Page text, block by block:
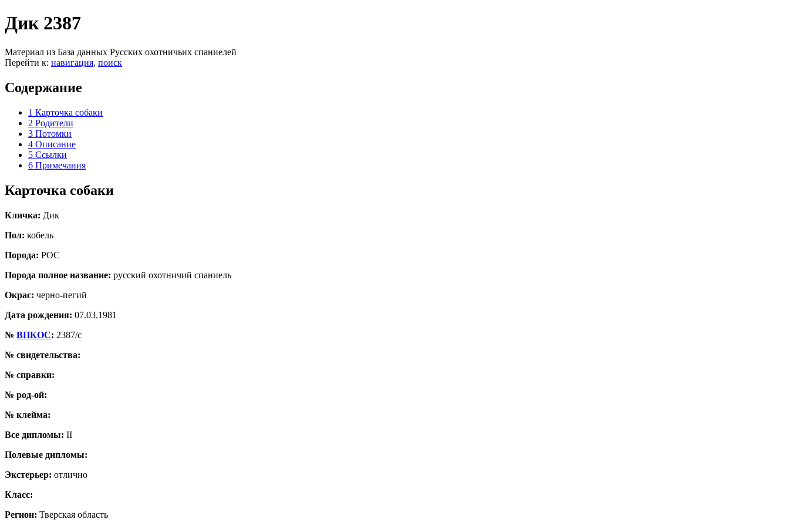
Дик 2387
Материал из База данных Русских охотничьих спаниелей
Перейти к: навигация, поиск
Содержание
1 Карточка собаки
2 Родители
3 Потомки
4 Описание
5 Ссылки
6 Примечания
Карточка собаки
Кличка: Дик
Пол: кобель
Порода: РОС
Порода полное название: русский охотничий спаниель
Окрас: черно-пегий
Дата рождения: 07.03.1981
№ ВПКОС: 2387/с
№ свидетельства:
№ справки:
№ род-ой:
№ клейма:
Все дипломы: II
Полевые дипломы:
Экстерьер: отлично
Класс:
Регион: Тверская область